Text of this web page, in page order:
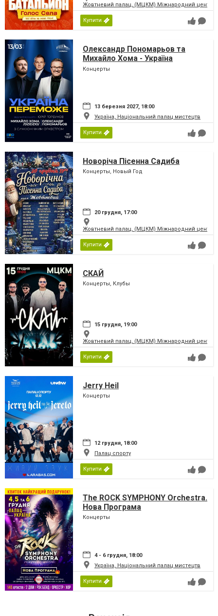
Жовтневий палац, (МЦКМ) Міжнародний центр
Купити
Олександр Пономарьов та
Михайло Хома - Україна
Переможе!
Концерты
13 березня 2027, 18:00
Україна, Національний палац мистецтв
Купити
Новоріча Пісенна Садиба
Концерты, Новый Год
20 грудня, 17:00
Жовтневий палац, (МЦКМ) Міжнародний центр
Купити
СКАЙ
Концерты, Клубы
15 грудня, 19:00
Жовтневий палац, (МЦКМ) Міжнародний центр
Купити
Jerry Heil
Концерты
12 грудня, 18:00
Палац спорту
Купити
The ROCK SYMPHONY Orchestra.
Нова Програма
Концерты
4 - 6 грудня, 18:00
Україна, Національний палац мистецтв
Купити